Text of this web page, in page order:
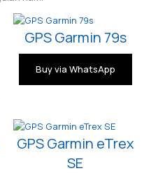
GPS Garmin 79s
Buy via WhatsApp
GPS Garmin eTrex
SE